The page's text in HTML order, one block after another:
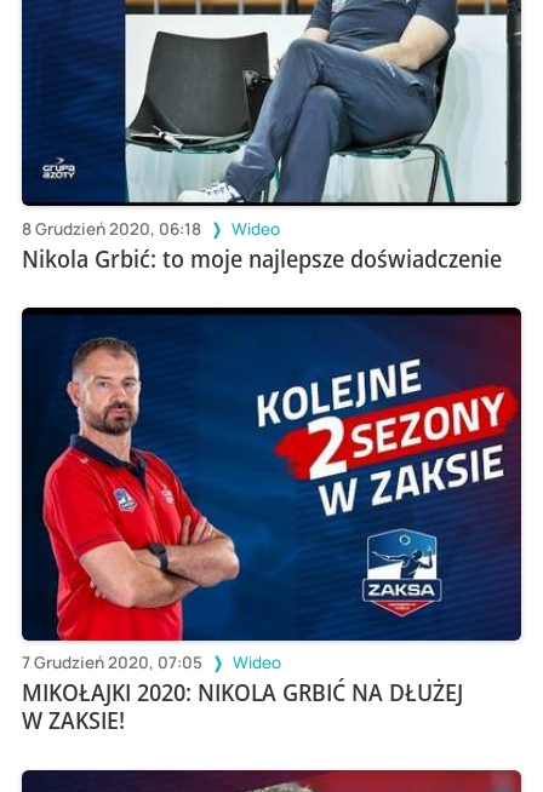
8 Grudzień 2020, 06:18 Wideo
Nikola Grbić: to moje najlepsze doświadczenie
7 Grudzień 2020, 07:05 Wideo
MIKOŁAJKI 2020: NIKOLA GRBIĆ NA DŁUŻEJ
W ZAKSIE!